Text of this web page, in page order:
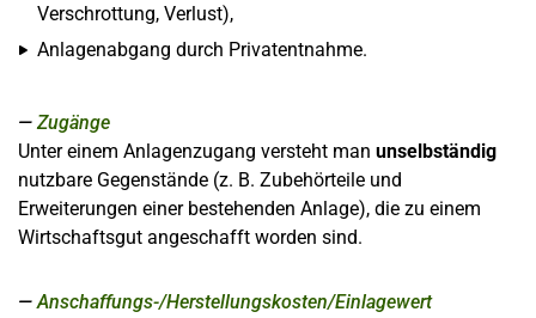
Verschrottung, Verlust),
Anlagenabgang durch Privatentnahme.
Zugänge
Unter einem Anlagenzugang versteht man unselbständig
nutzbare Gegenstände (z. B. Zubehörteile und
Erweiterungen einer bestehenden Anlage), die zu einem
Wirtschaftsgut angeschafft worden sind.
Anschaffungs-/Herstellungskosten/Einlagewert